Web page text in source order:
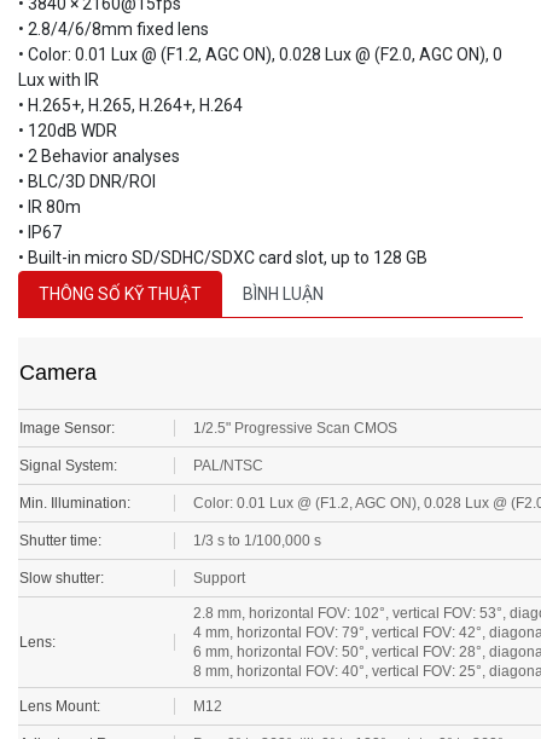
• 2.8/4/6/8mm fixed lens
• Color: 0.01 Lux @ (F1.2, AGC ON), 0.028 Lux @ (F2.0, AGC ON), 0
Lux with IR
• H.265+, H.265, H.264+, H.264
• 120dB WDR
• 2 Behavior analyses
• BLC/3D DNR/ROI
• IR 80m
• IP67
• Built-in micro SD/SDHC/SDXC card slot, up to 128 GB
THÔNG SỐ KỸ THUẬT
BÌNH LUẬN
Image Sensor: 1/2.5" Progressive Scan CMOS
Signal System: PAL/NTSC
Min. Illumination: Color: 0.01 Lux @ (F1.2, AGC ON), 0.028 Lux @
Shutter time: 1/3 s to 1/100,000 s
Slow shutter: Support
2.8 mm, horizontal FOV: 102°, vertical FOV: 53°,
4 mm, horizontal FOV: 79°, vertical FOV: 42°,
6 mm, horizontal FOV: 50°, vertical FOV: 28°,
8 mm, horizontal FOV: 40°, vertical FOV: 25°,
Lens Mount: M12
Adjustment Range: Pan: 0° to 360°, tilt: 0° to 100°, rotate: 0° to 360°